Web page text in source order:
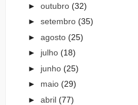
► outubro (32)
► setembro (35)
► agosto (25)
► julho (18)
► junho (25)
► maio (29)
► abril (77)